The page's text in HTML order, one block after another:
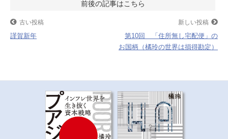
k
稿古い投稿
謹賀新年
新しい投稿
第10回 「住所無し宅配便」の
お国柄（橘玲の世界は損得勘定）